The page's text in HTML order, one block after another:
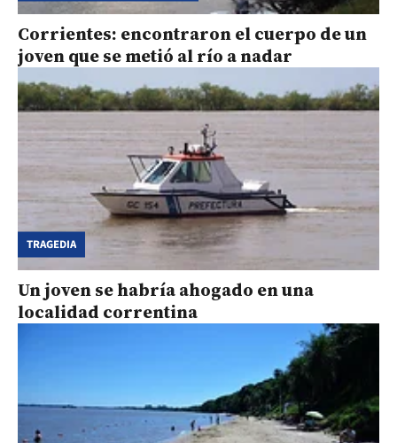
Corrientes: encontraron el cuerpo de un
joven que se metió al río a nadar
TRAGEDIA
Un joven se habría ahogado en una
localidad correntina